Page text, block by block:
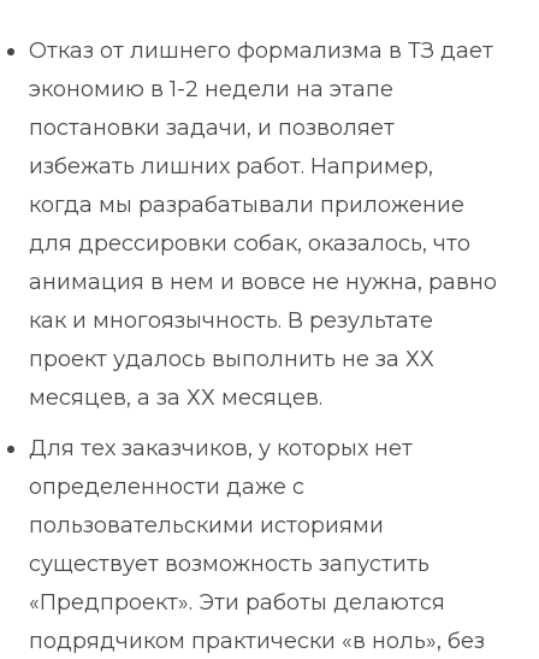
Отказ от лишнего формализма в ТЗ дает
экономию в 1-2 недели на этапе
постановки задачи, и позволяет
избежать лишних работ. Например,
когда мы разрабатывали приложение
для дрессировки собак, оказалось, что
анимация в нем и вовсе не нужна, равно
как и многоязычность. В результате
проект удалось выполнить не за ХХ
месяцев, а за ХХ месяцев.
Для тех заказчиков, у которых нет
определенности даже с
пользовательскими историями
существует возможность запустить
«Предпроект». Эти работы делаются
подрядчиком практически «в ноль», без